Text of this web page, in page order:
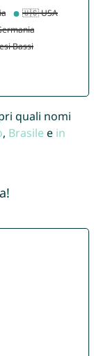
quali nomi
, Brasile e in